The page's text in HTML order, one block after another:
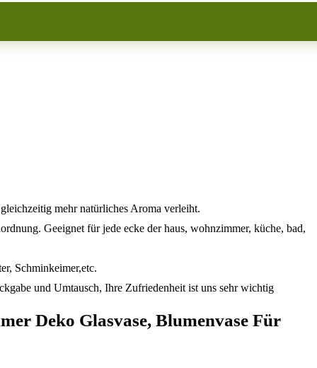
mehr natürliches Aroma verleiht.
Geeignet für jede ecke der haus, wohnzimmer, küche, bad,
Schminkeimer,etc.
und Umtausch, Ihre Zufriedenheit ist uns sehr wichtig
Deko Glasvase, Blumenvase Für